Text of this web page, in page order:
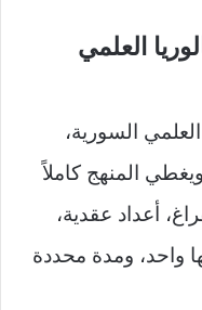
العلمي
السورية،
المنهج كاملاً
أعداد عقدية،
واحد، ومدة محددة